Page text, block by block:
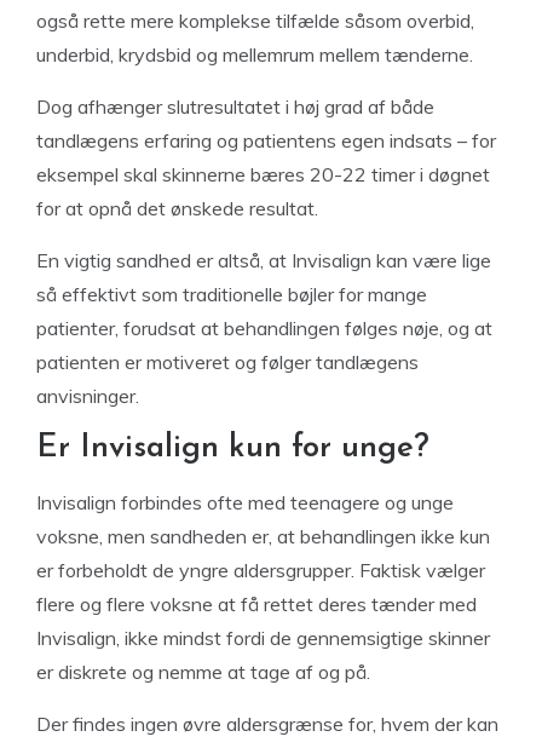
også rette mere komplekse tilfælde såsom overbid,
underbid, krydsbid og mellemrum mellem tænderne.
Dog afhænger slutresultatet i høj grad af både
tandlægens erfaring og patientens egen indsats – for
eksempel skal skinnerne bæres 20-22 timer i døgnet
for at opnå det ønskede resultat.
En vigtig sandhed er altså, at Invisalign kan være lige
så effektivt som traditionelle bøjler for mange
patienter, forudsat at behandlingen følges nøje, og at
patienten er motiveret og følger tandlægens
anvisninger.
Er Invisalign kun for unge?
Invisalign forbindes ofte med teenagere og unge
voksne, men sandheden er, at behandlingen ikke kun
er forbeholdt de yngre aldersgrupper. Faktisk vælger
flere og flere voksne at få rettet deres tænder med
Invisalign, ikke mindst fordi de gennemsigtige skinner
er diskrete og nemme at tage af og på.
Der findes ingen øvre aldersgrænse for, hvem der kan